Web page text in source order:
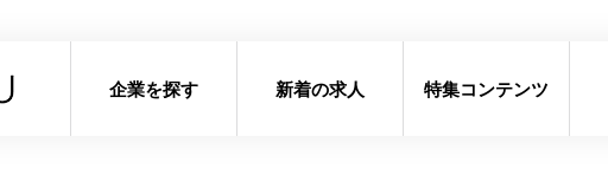
企業を探す 新着の求人 特集コンテンツ